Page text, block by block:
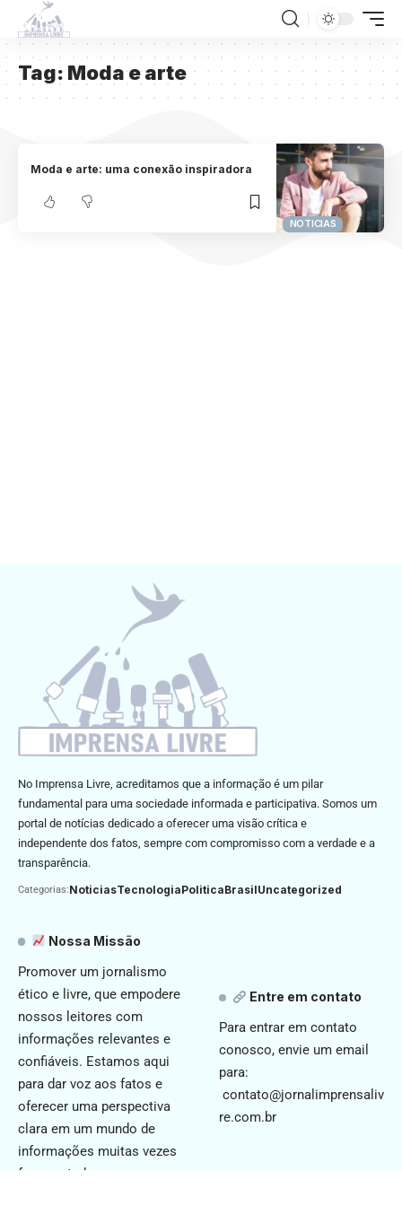
Tag: Moda e arte
NOTICIAS
Moda e arte: uma conexão inspiradora
No Imprensa Livre, acreditamos que a informação é um pilar
fundamental para uma sociedade informada e participativa. Somos um
portal de notícias dedicado a oferecer uma visão crítica e
independente dos fatos, sempre com compromisso com a verdade e a
transparência.
Categorias:NoticiasTecnologiaPoliticaBrasilUncategorized
Nossa Missão
Promover um jornalismo
ético e livre, que empodere
nossos leitores com
informações relevantes e
confiáveis. Estamos aqui
para dar voz aos fatos e
oferecer uma perspectiva
clara em um mundo de
informações muitas vezes
fragmentadas.
Entre em contato
Para entrar em contato
conosco, envie um email
para:
contato@jornalimprensaliv
re.com.br